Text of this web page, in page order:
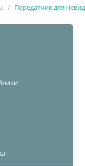
/ Передатчик для